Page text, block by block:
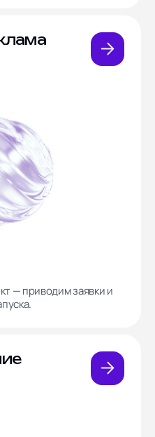
— приводим заявки и